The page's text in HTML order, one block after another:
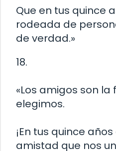
Que en tus quince
rodeada de
de verdad.»
18.
«Los amigos son la
elegimos.
¡En tus quince
amistad que nos